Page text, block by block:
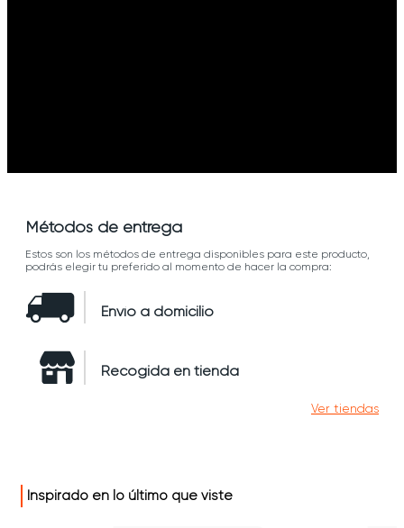
Métodos de entrega
Estos son los métodos de entrega disponibles para este producto,
podrás elegir tu preferido al momento de hacer la compra:
Envío a domicilio
Recogida en tienda
Ver tiendas
Inspirado en lo último que viste